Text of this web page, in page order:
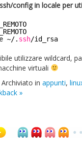
config in locale per
~/. ssh/id_rsa
utilizzare wildcard,
virtuali
Archiviato in appunti,
»